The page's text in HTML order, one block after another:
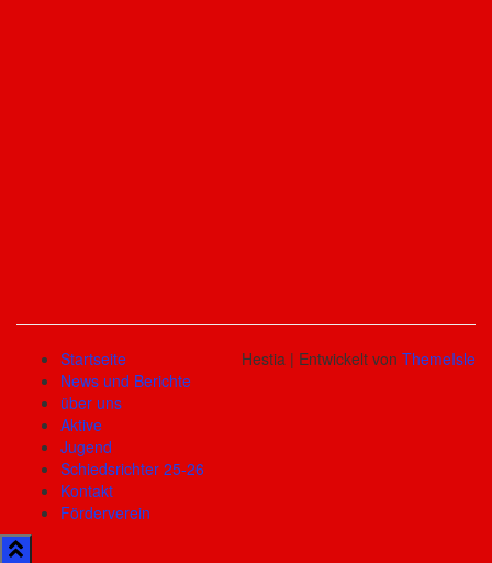
Startseite
News und Berichte
über uns
Aktive
Jugend
Schiedsrichter 25-26
Kontakt
Förderverein
Hestia | Entwickelt von ThemeIsle